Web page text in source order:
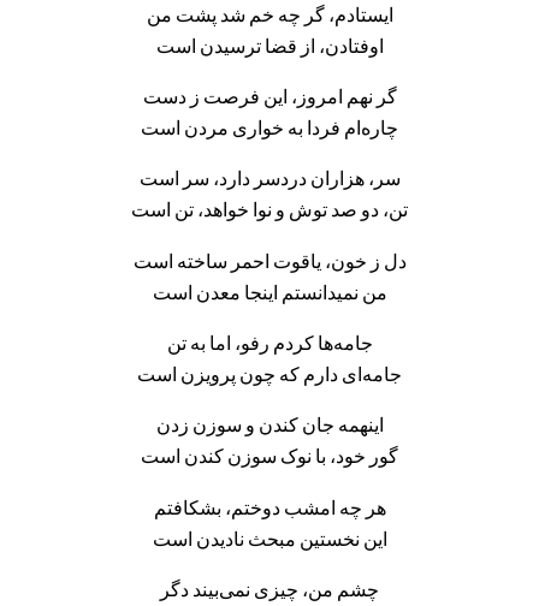
ایستادم، گر چه خم شد پشت من
اوفتادن، از قضا ترسیدن است
گر نهم امروز، این فرصت ز دست
چاره‌ام فردا به خواری مردن است
سر، هزاران دردسر دارد، سر است
تن، دو صد توش و نوا خواهد، تن است
دل ز خون، یاقوت احمر ساخته است
من نمیدانستم اینجا معدن است
جامه‌ها کردم رفو، اما به تن
جامه‌ای دارم که چون پرویزن است
اینهمه جان کندن و سوزن زدن
گور خود، با نوک سوزن کندن است
هر چه امشب دوختم، بشکافتم
این نخستین مبحث نادیدن است
چشم من، چیزی نمی‌بیند دگر